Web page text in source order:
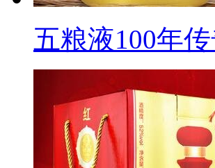
五粮液100年